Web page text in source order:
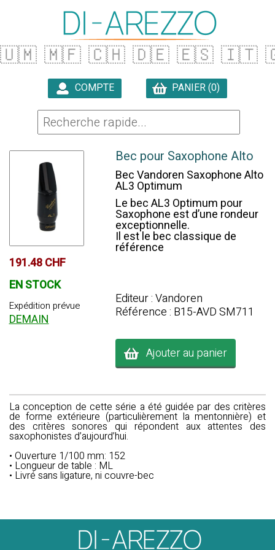
🇺🇲 🇲🇫 🇨🇭 🇩🇪 🇪🇸 🇮🇹
COMPTE PANIER (0)
191.48 CHF
EN STOCK
Expédition prévue
DEMAIN
Bec pour Saxophone Alto
Bec Vandoren Saxophone Alto
AL3 Optimum
Le bec AL3 Optimum pour
Saxophone est d’une rondeur
exceptionnelle.
Il est le bec classique de
référence
Editeur : Vandoren
Référence : B15-AVD SM711
Ajouter au panier
La conception de cette série a été guidée par des critères
de forme extérieure (particulièrement la mentonnière) et
des critères sonores qui répondent aux attentes des
saxophonistes d’aujourd’hui.
• Ouverture 1/100 mm: 152
• Longueur de table : ML
• Livré sans ligature, ni couvre-bec